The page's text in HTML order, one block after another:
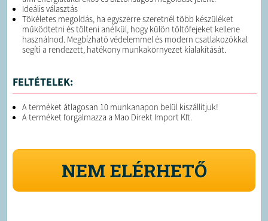
Ideális választás
Tökéletes megoldás, ha egyszerre szeretnél több készüléket
működtetni és tölteni anélkül, hogy külön töltőfejeket kellene
használnod. Megbízható védelemmel és modern csatlakozókkal
segíti a rendezett, hatékony munkakörnyezet kialakítását.
FELTÉTELEK:
A terméket átlagosan 10 munkanapon belül kiszállítjuk!
A terméket forgalmazza a Mao Direkt Import Kft.
NEM ELÉRHETŐ